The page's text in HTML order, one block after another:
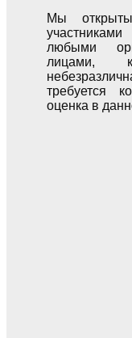
Мы
любыми
лицами,
требуется
оценка в